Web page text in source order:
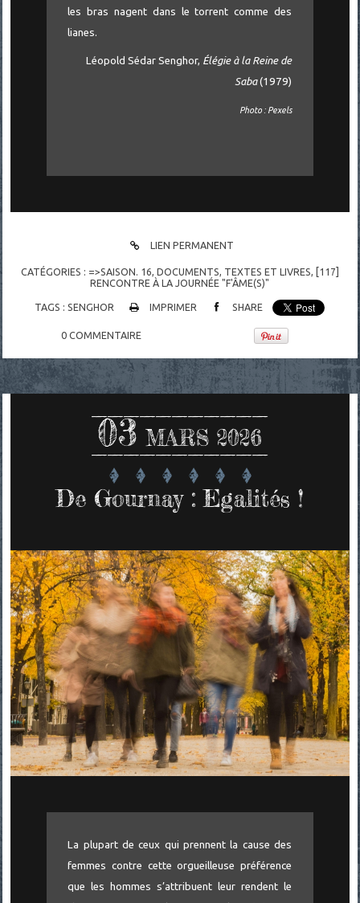
les bras nagent dans le torrent comme des
lianes.
Léopold Sédar Senghor, Élégie à la Reine de
Saba(1979)
Photo : Pexels
LIEN PERMANENT
CATÉGORIES : =>SAISON. 16 DOCUMENTS TEXTES ET LIVRES
[117]
RENCONTRE À LA JOURNÉE "F'ÂME(S)"
TAGS :SENGHOR IMPRIMER SHARE
0 COMMENTAIRE
03 MARS 2026
De Gournay : Egalités !
La plupart de ceux qui prennent la cause des
femmes contre cette orgueilleuse préférence
que les hommes s’attribuent leur rendent le